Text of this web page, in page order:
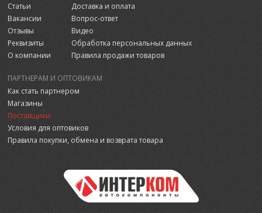
Статьи
Вакансии
Отзывы
Реквизиты
О компании
Доставка и оплата
Вопрос-ответ
Видео
Обработка персональных данных
Правила продажи товаров
ПАРТНЕРАМ И ОПТОВИКАМ
Как стать партнером
Магазины
Поставщики
Условия для оптовиков
Правила покупки, обмена и возврата товара